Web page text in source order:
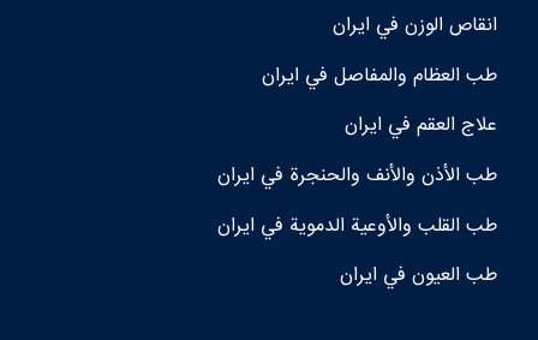
انقاص الوزن في ايران
طب العظام والمفاصل في ايران
علاج العقم في ايران
طب الأذن والأنف والحنجرة في ايران
طب القلب والأوعية الدموية في ايران
طب العيون في ايران